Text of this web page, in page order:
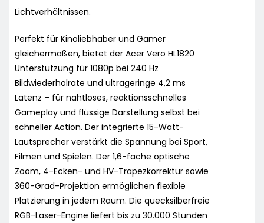
Lichtverhältnissen.
Perfekt für Kinoliebhaber und Gamer
gleichermaßen, bietet der Acer Vero HL1820
Unterstützung für 1080p bei 240 Hz
Bildwiederholrate und ultrageringe 4,2 ms
Latenz – für nahtloses, reaktionsschnelles
Gameplay und flüssige Darstellung selbst bei
schneller Action. Der integrierte 15-Watt-
Lautsprecher verstärkt die Spannung bei Sport,
Filmen und Spielen. Der 1,6-fache optische
Zoom, 4-Ecken- und HV-Trapezkorrektur sowie
360-Grad-Projektion ermöglichen flexible
Platzierung in jedem Raum. Die quecksilberfreie
RGB-Laser-Engine liefert bis zu 30.000 Stunden